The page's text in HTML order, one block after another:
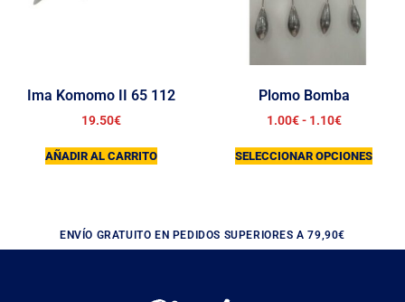
Ima Komomo II 65 112
19.50€
AÑADIR AL CARRITO
Plomo Bomba
1.00€ - 1.10€
SELECCIONAR OPCIONES
ENVÍO GRATUITO EN PEDIDOS SUPERIORES A 79,90€